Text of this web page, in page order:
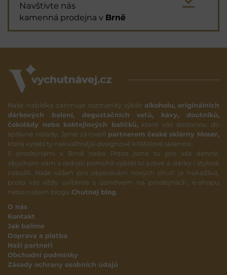
Navštivte nás
kamenná prodejna v Brně
Naše nabídka zahrnuje rozmanitý výběr alkoholu, originálních
dárkových balení, degustačních setů, kávy, doutníků,
čokolády nebo koktejlových balíčků,které vás dostanou do
správné nálady. Jsme zároveň partnerem české sklárny Moser,
která vyrábí ty nekvalitnější designové křišťálové sklenice.
S prodejnami v Brně nebo Praze jsme tu pro vás denně,
abychom vám s radostí pomohli vybrat to pravé a dárky i stylově
zabalili. Naše vášeň pro objevování nových chutí je nakažlivá,
proto vás vždy uvítáme s úsměvem na prodejnách, e-shopu
nebo našem blogu Chutnej blog.
O nás
Kontakt
Jak balíme
Doprava a platba
Naši partneři
Obchodní podmínky
Zásady ochrany osobních údajů